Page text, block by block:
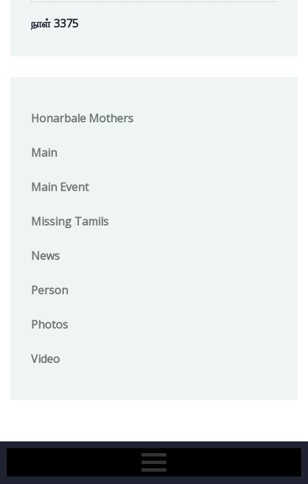
நாள் 3375
Honarbale Mothers
Main
Main Event
Missing Tamils
News
Person
Photos
Video